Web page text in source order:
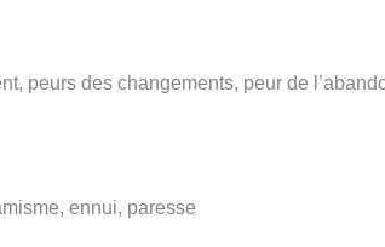
peurs des changements, peur de
ennui, paresse